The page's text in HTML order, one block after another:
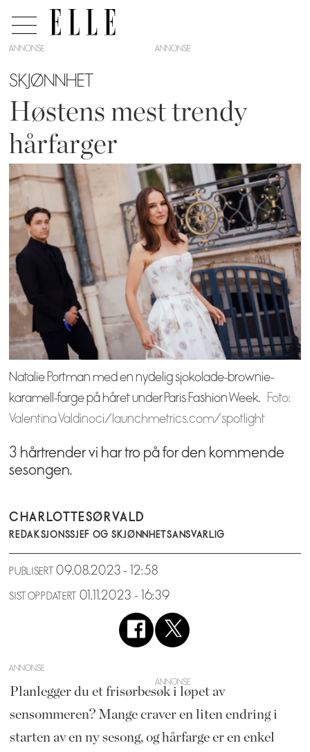
ANNONSE
SKJØNNHET
Høstens mest trendy
hårfarger
Natalie Portman med en nydelig sjokolade-brownie-
karamell-farge på håret under Paris Fashion Week. Foto:
Valentina Valdinoci/launchmetrics.com/spotlight
3 hårtrender vi har tro på for den kommende
sesongen.
CHARLOTTESØRVALD
REDAKSJONSSJEF OG SKJØNNHETSANSVARLIG
PUBLISERT 09.08.2023 - 12:58
SIST OPPDATERT 01.11.2023 - 16:39
ANNONSE
Planlegger du et frisørbesøk i løpet av
sensommeren? Mange craver en liten endring i
starten av en ny sesong, og hårfarge er en enkel